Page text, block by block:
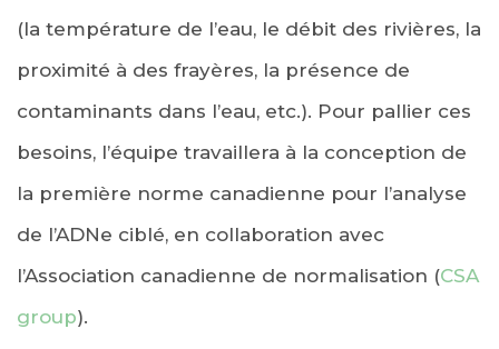
(la température de l’eau, le débit des rivières, la
proximité à des frayères, la présence de
contaminants dans l’eau, etc.). Pour pallier ces
besoins, l’équipe travaillera à la conception de
la première norme canadienne pour l’analyse
de l’ADNe ciblé, en collaboration avec
l’Association canadienne de normalisation (CSA
group).